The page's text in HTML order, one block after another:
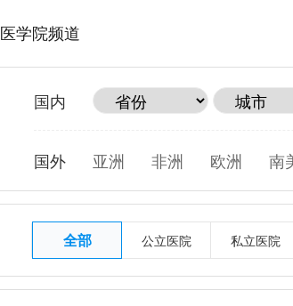
医学院频道
国内
国外 亚洲 非洲 欧洲 南
全部 公立医院 私立医院